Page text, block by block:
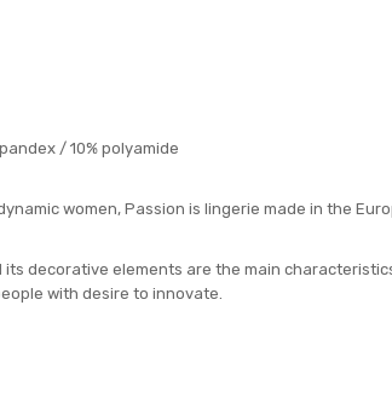
/ 10% polyamide
women, Passion is lingerie made in the
decorative elements are the main
with desire to innovate.